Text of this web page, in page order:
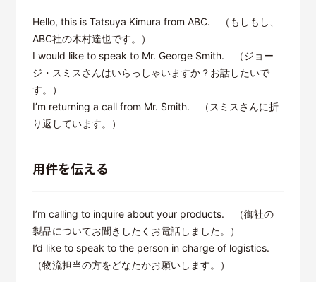
Hello, this is Tatsuya Kimura from ABC. （もしもし、
ABC社の木村達也です。）
I would like to speak to Mr. George Smith. （ジョー
ジ・スミスさんはいらっしゃいますか？お話したいで
す。）
I’m returning a call from Mr. Smith. （スミスさんに折
り返しています。）
用件を伝える
I’m calling to inquire about your products. （御社の
製品についてお聞きしたくお電話しました。）
I’d like to speak to the person in charge of logistics.
（物流担当の方をどなたかお願いします。）